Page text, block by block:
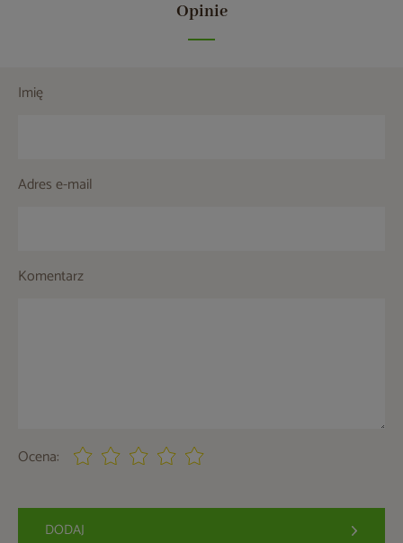
Opinie
Imię
Adres e-mail
Komentarz
Ocena:
DODAJ